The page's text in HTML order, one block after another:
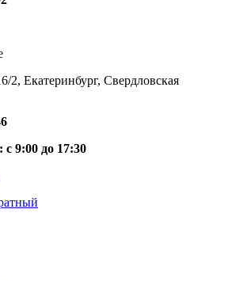
2, Екатеринбург, Свердловская
с 9:00 до 17:30